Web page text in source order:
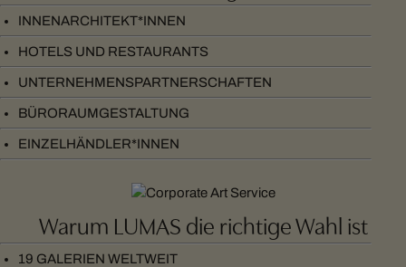
INNENARCHITEKT*INNEN
HOTELS UND RESTAURANTS
UNTERNEHMENSPARTNERSCHAFTEN
BÜRORAUMGESTALTUNG
EINZELHÄNDLER*INNEN
Warum LUMAS die richtige Wahl ist
19 GALERIEN WELTWEIT